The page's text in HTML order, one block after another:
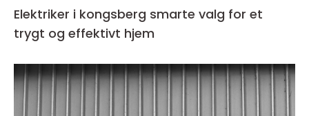
Elektriker i kongsberg smarte valg for et
trygt og effektivt hjem